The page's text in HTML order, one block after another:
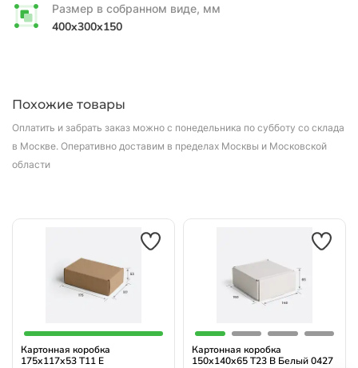
Размер в собранном виде, мм
400x300x150
Похожие товары
Оплатить и забрать заказ можно с понедельника по субботу со склада
в Москве. Оперативно доставим в пределах Москвы и Московской
области
Картонная коробка
175х117х53 Т11 Е
Картонная коробка
150х140х65 Т23 B Белый 0427